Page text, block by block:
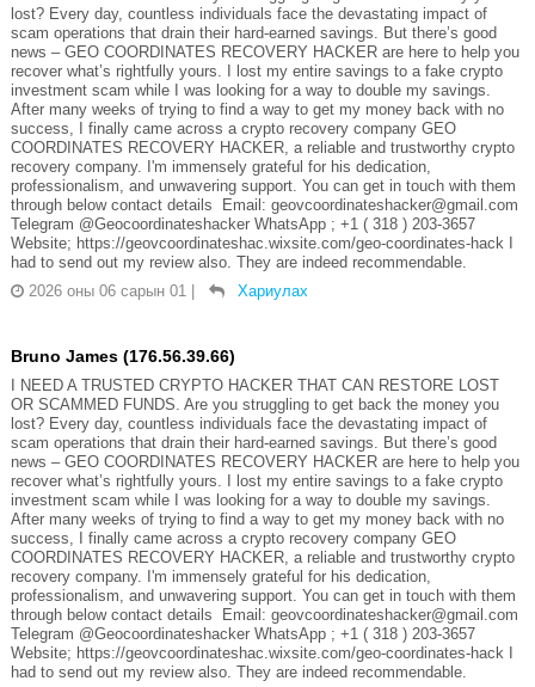
lost? Every day, countless individuals face the devastating impact of
scam operations that drain their hard-earned savings. But there’s good
news – GEO COORDINATES RECOVERY HACKER are here to help you
recover what’s rightfully yours. I lost my entire savings to a fake crypto
investment scam while I was looking for a way to double my savings.
After many weeks of trying to find a way to get my money back with no
success, I finally came across a crypto recovery company GEO
COORDINATES RECOVERY HACKER, a reliable and trustworthy crypto
recovery company. I'm immensely grateful for his dedication,
professionalism, and unwavering support. You can get in touch with them
through below contact details Email: geovcoordinateshacker@gmail.com
Telegram @Geocoordinateshacker WhatsApp ; +1 ( 318 ) 203-3657
Website; https://geovcoordinateshac.wixsite.com/geo-coordinates-hack I
had to send out my review also. They are indeed recommendable.
2026 оны 06 сарын 01
Хариулах
Bruno James (176.56.39.66)
I NEED A TRUSTED CRYPTO HACKER THAT CAN RESTORE LOST
OR SCAMMED FUNDS. Are you struggling to get back the money you
lost? Every day, countless individuals face the devastating impact of
scam operations that drain their hard-earned savings. But there’s good
news – GEO COORDINATES RECOVERY HACKER are here to help you
recover what’s rightfully yours. I lost my entire savings to a fake crypto
investment scam while I was looking for a way to double my savings.
After many weeks of trying to find a way to get my money back with no
success, I finally came across a crypto recovery company GEO
COORDINATES RECOVERY HACKER, a reliable and trustworthy crypto
recovery company. I'm immensely grateful for his dedication,
professionalism, and unwavering support. You can get in touch with them
through below contact details Email: geovcoordinateshacker@gmail.com
Telegram @Geocoordinateshacker WhatsApp ; +1 ( 318 ) 203-3657
Website; https://geovcoordinateshac.wixsite.com/geo-coordinates-hack I
had to send out my review also. They are indeed recommendable.